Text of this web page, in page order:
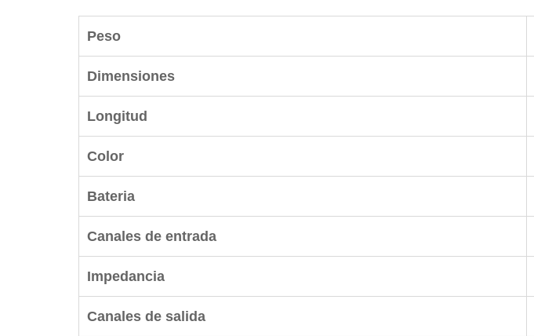
Peso
Dimensiones
Longitud
Color
Bateria
Canales de entrada
Impedancia
Canales de salida